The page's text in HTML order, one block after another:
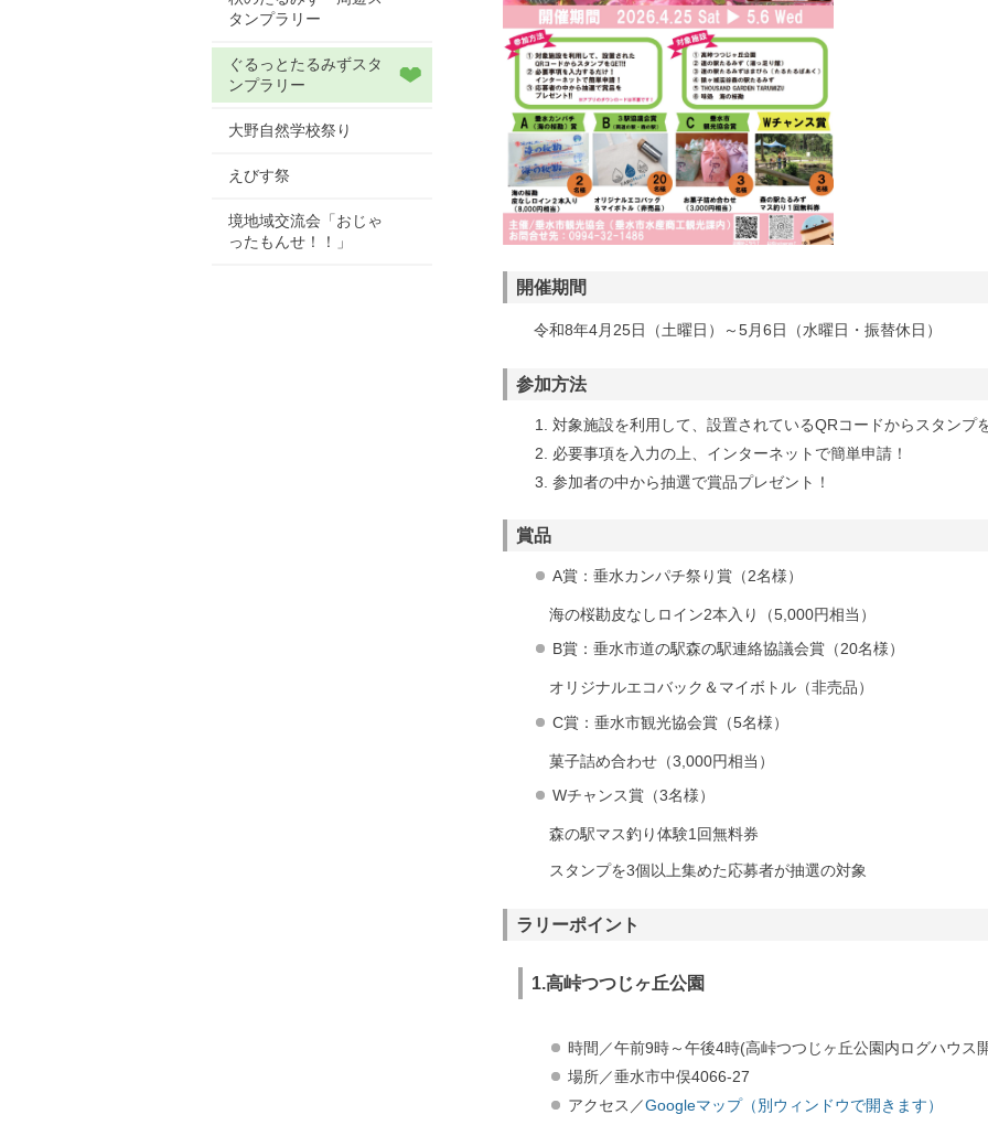
タンプラリー
ぐるっとたるみずスタ
ンプラリー
大野自然学校祭り
えびす祭
境地域交流会「おじゃ
ったもんせ！！」
開催期間
令和8年4月25日（土曜日）～5月6日（水曜日・振替休日）
参加方法
対象施設を利用して、設置されているQRコードからスタンプ
必要事項を入力の上、インターネットで簡単申請！
参加者の中から抽選で賞品プレゼント！
賞品
A賞：垂水カンパチ祭り賞（2名様）
海の桜勘皮なしロイン2本入り（5,000円相当）
B賞：垂水市道の駅森の駅連絡協議会賞（20名様）
オリジナルエコバック＆マイボトル（非売品）
C賞：垂水市観光協会賞（5名様）
菓子詰め合わせ（3,000円相当）
Wチャンス賞（3名様）
森の駅マス釣り体験1回無料券
スタンプを3個以上集めた応募者が抽選の対象
ラリーポイント
1.高峠つつじヶ丘公園
時間／午前9時～午後4時(高峠つつじヶ丘公園内ログハウス
場所／垂水市中俣4066-27
アクセス／Googleマップ（別ウィンドウで開きます）